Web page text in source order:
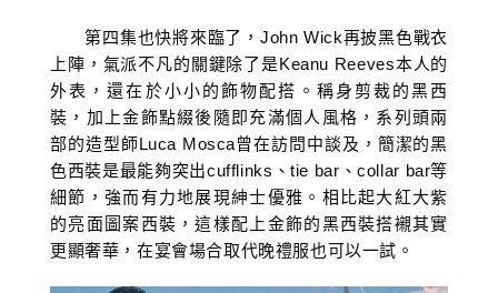
第四集也快將來臨了，John Wick再披黑色戰衣
上陣，氣派不凡的關鍵除了是Keanu Reeves本人的
外表，還在於小小的飾物配搭。稱身剪裁的黑西
裝，加上金飾點綴後隨即充滿個人風格，系列頭兩
部的造型師Luca Mosca曾在訪問中談及，簡潔的黑
色西裝是最能夠突出cufflinks、tie bar、collar bar等
細節，強而有力地展現紳士優雅。相比起大紅大紫
的亮面圖案西裝，這樣配上金飾的黑西裝搭襯其實
更顯奢華，在宴會場合取代晚禮服也可以一試。